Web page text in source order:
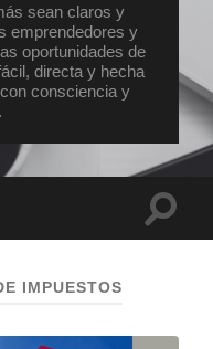
sean claros y
emprendedores y
oportunidades de
directa y hecha
consciencia y
IMPUESTOS